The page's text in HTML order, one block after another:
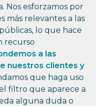
Nos esforzamos por
más relevantes a las
lo que hace
recurso
a las
nuestros clientes y
que haga uso
filtro que aparece a
alguna duda o